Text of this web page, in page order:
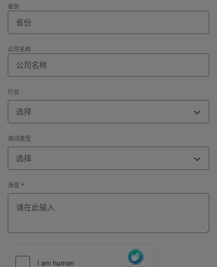
省份
公司名称
行业
选择
询问类型
选择
消息 *